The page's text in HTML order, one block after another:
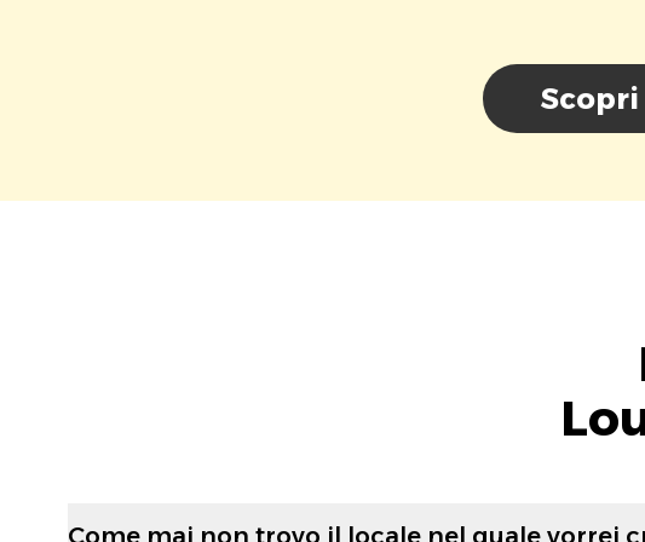
Come mai non trovo il locale nel quale vorrei